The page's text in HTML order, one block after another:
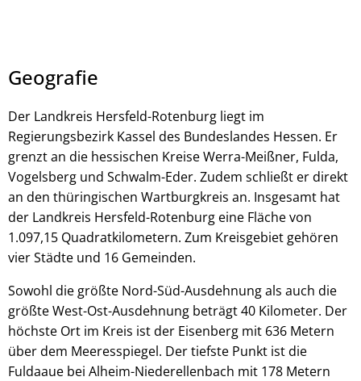
© Stefan Bochenek
Geografie
Der Landkreis Hersfeld-Rotenburg liegt im
Regierungsbezirk Kassel des Bundeslandes Hessen. Er
grenzt an die hessischen Kreise Werra-Meißner, Fulda,
Vogelsberg und Schwalm-Eder. Zudem schließt er direkt
an den thüringischen Wartburgkreis an. Insgesamt hat
der Landkreis Hersfeld-Rotenburg eine Fläche von
1.097,15 Quadratkilometern. Zum Kreisgebiet gehören
vier Städte und 16 Gemeinden.
Sowohl die größte Nord-Süd-Ausdehnung als auch die
größte West-Ost-Ausdehnung beträgt 40 Kilometer. Der
höchste Ort im Kreis ist der Eisenberg mit 636 Metern
über dem Meeresspiegel. Der tiefste Punkt ist die
Fuldaaue bei Alheim-Niederellenbach mit 178 Metern